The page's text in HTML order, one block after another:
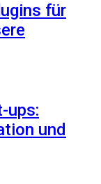
für
ups:
und